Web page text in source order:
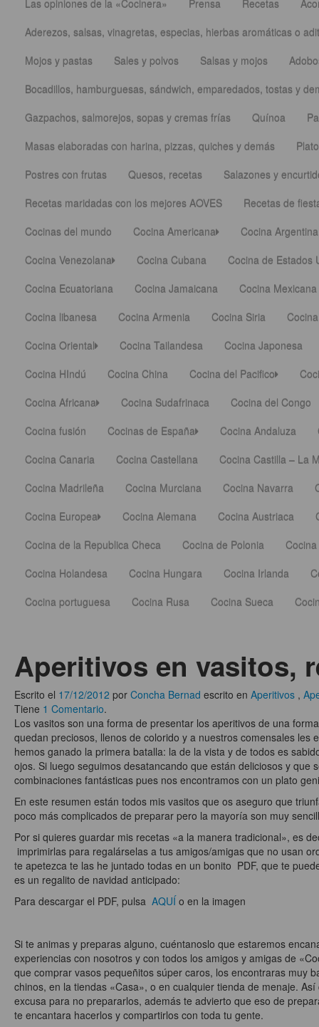
Las opiniones de la «Cocinera»
Prensa Recetas
Aderezos, salsas, vinagretas, especias, hierbas aromáticas o
Mojos y pastas
Sales y polvos Salsas y mojos
Bocadillos, hamburguesas, sándwich, emparedados, tostas y
Gazpachos, salmorejos, sopas y cremas frías
Quínoa
Masas elaboradas con harina, pizzas, quiches y demás
Postres con frutas
Quesos, recetas
Salazones y
Recetas maridadas con los mejores AOVES
Recetas de
Cocinas del mundo
Cocina Americana
Cocina Argentina
Cocina Venezolana
Cocina Cubana
Cocina de Estados
Cocina Ecuatoriana
Cocina Jamaicana
Cocina Mexicana
Cocina libanesa
Cocina Armenia Cocina Siria
Cocina Oriental
Cocina Tailandesa
Cocina Japonesa
Cocina HIndú
Cocina China Cocina del Pacifico
Cocina Africana
Cocina Sudafrinaca
Cocina del Congo
Cocina fusión
Cocinas de España Cocina Andaluza
Cocina Canaria
Cocina Castellana
Cocina Castilla – La
Cocina Madrileña
Cocina Murciana Cocina Navarra
Cocina Europea
Cocina Alemana Cocina Austriaca
Cocina de la Republica Checa
Cocina de Polonia
Cocina Holandesa
Cocina Hungara Cocina Irlanda
Cocina portuguesa
Cocina Rusa Cocina Sueca
Aperitivos en vasitos,
Escrito el 17/12/2012 por Concha Bernad escrito en Aperitivos ,
Tiene 1 Comentario.
Los vasitos son una forma de presentar los aperitivos de una
quedan preciosos, llenos de colorido y a nuestros comensales les
hemos ganado la primera batalla: la de la vista y de todos es
ojos. Si luego seguimos desatancando que están deliciosos y que
combinaciones fantásticas pues nos encontramos con un plato
En este resumen están todos mis vasitos que os aseguro que
poco más complicados de preparar pero la mayoría son muy
Por si quieres guardar mis recetas «a la manera tradicional», es
imprimirlas para regalárselas a tus amigos/amigas que no usan
te apetezca te las he juntado todas en un bonito PDF, que te
es un regalito de navidad anticipado:
Para descargar el PDF, pulsa AQUÍ o en la imagen
Si te animas y preparas alguno, cuéntanoslo que estaremos
experiencias con nosotros y con todos los amigos y amigas de
que comprar vasos pequeñitos súper caros, los encontraras muy
chinos, en la tiendas «Casa», o en cualquier tienda de menaje.
excusa para no prepararlos, además te advierto que eso de
te encantara hacerlos y compartirlos con toda tu gente.